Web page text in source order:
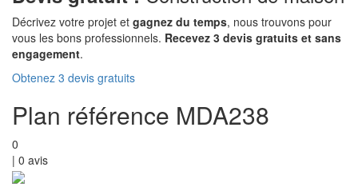
Décrivez votre projet et gagnez du temps, nous trouvons pour
vous les bons professionnels. Recevez 3 devis gratuits et sans
engagement.
Obtenez 3 devis gratuits
Plan référence MDA238
0
| 0 avis